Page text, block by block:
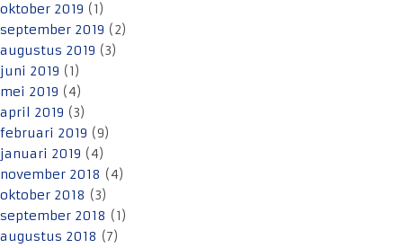
oktober 2019 (1)
september 2019 (2)
augustus 2019 (3)
juni 2019 (1)
mei 2019 (4)
april 2019 (3)
februari 2019 (9)
januari 2019 (4)
november 2018 (4)
oktober 2018 (3)
september 2018 (1)
augustus 2018 (7)